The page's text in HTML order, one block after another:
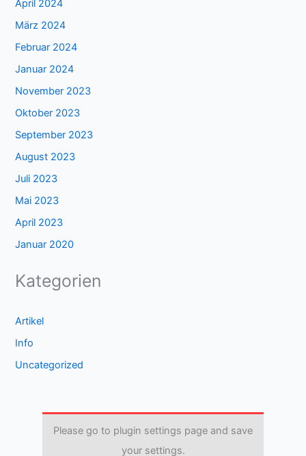
April 2024
März 2024
Februar 2024
Januar 2024
November 2023
Oktober 2023
September 2023
August 2023
Juli 2023
Mai 2023
April 2023
Januar 2020
Kategorien
Artikel
Info
Uncategorized
Please go to plugin settings page and save
your settings.